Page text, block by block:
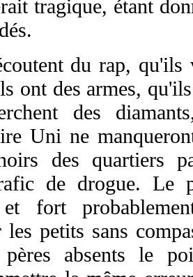
tragique, étant
du rap,
ont des armes,
des
Uni ne
des quartiers
de drogue. Le
et fort
les petits sans
absents le